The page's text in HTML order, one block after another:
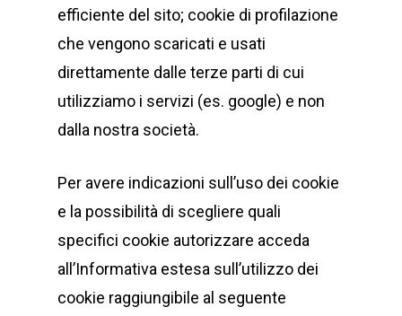
efficiente del sito; cookie di profilazione
che vengono scaricati e usati
direttamente dalle terze parti di cui
utilizziamo i servizi (es. google) e non
dalla nostra società.
Per avere indicazioni sull’uso dei cookie
e la possibilità di scegliere quali
specifici cookie autorizzare acceda
all’Informativa estesa sull’utilizzo dei
cookie raggiungibile al seguente